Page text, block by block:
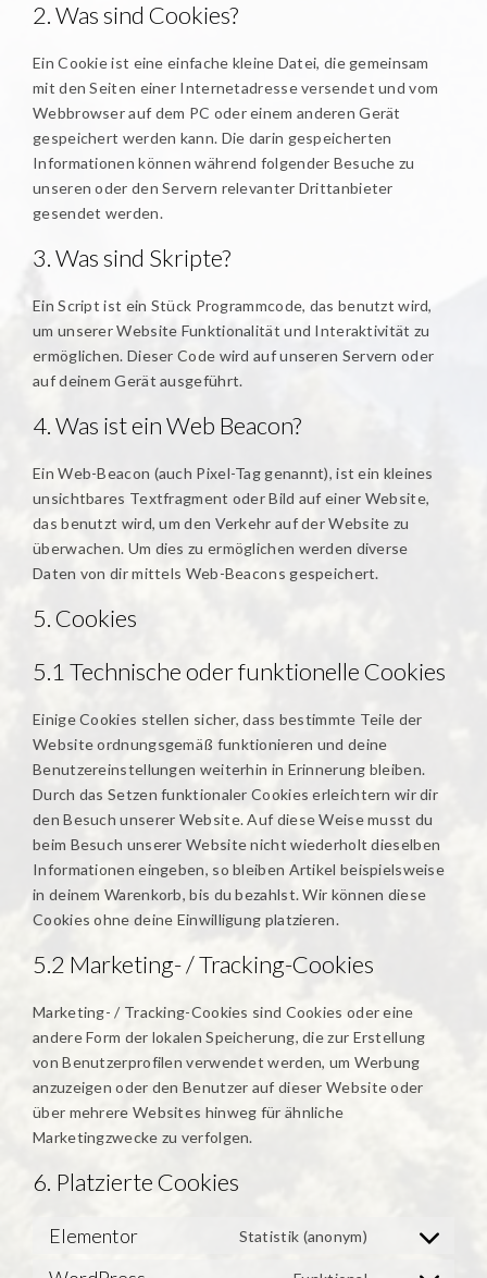
2. Was sind Cookies?
Ein Cookie ist eine einfache kleine Datei, die gemeinsam
mit den Seiten einer Internetadresse versendet und vom
Webbrowser auf dem PC oder einem anderen Gerät
gespeichert werden kann. Die darin gespeicherten
Informationen können während folgender Besuche zu
unseren oder den Servern relevanter Drittanbieter
gesendet werden.
3. Was sind Skripte?
Ein Script ist ein Stück Programmcode, das benutzt wird,
um unserer Website Funktionalität und Interaktivität zu
ermöglichen. Dieser Code wird auf unseren Servern oder
auf deinem Gerät ausgeführt.
4. Was ist ein Web Beacon?
Ein Web-Beacon (auch Pixel-Tag genannt), ist ein kleines
unsichtbares Textfragment oder Bild auf einer Website,
das benutzt wird, um den Verkehr auf der Website zu
überwachen. Um dies zu ermöglichen werden diverse
Daten von dir mittels Web-Beacons gespeichert.
5. Cookies
5.1 Technische oder funktionelle Cookies
Einige Cookies stellen sicher, dass bestimmte Teile der
Website ordnungsgemäß funktionieren und deine
Benutzereinstellungen weiterhin in Erinnerung bleiben.
Durch das Setzen funktionaler Cookies erleichtern wir dir
den Besuch unserer Website. Auf diese Weise musst du
beim Besuch unserer Website nicht wiederholt dieselben
Informationen eingeben, so bleiben Artikel beispielsweise
in deinem Warenkorb, bis du bezahlst. Wir können diese
Cookies ohne deine Einwilligung platzieren.
5.2 Marketing- / Tracking-Cookies
Marketing- / Tracking-Cookies sind Cookies oder eine
andere Form der lokalen Speicherung, die zur Erstellung
von Benutzerprofilen verwendet werden, um Werbung
anzuzeigen oder den Benutzer auf dieser Website oder
über mehrere Websites hinweg für ähnliche
Marketingzwecke zu verfolgen.
6. Platzierte Cookies
Elementor Statistik (anonym)
Consent